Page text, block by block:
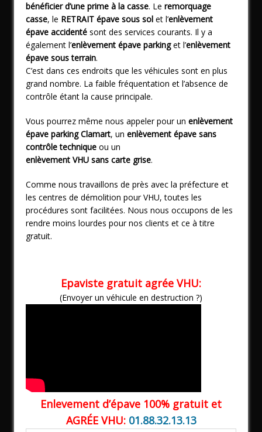
bénéficier d’une prime à la casse. Le remorquage
casse, le RETRAIT épave sous sol et l’enlèvement
épave accidenté sont des services courants. Il y a
également l’enlèvement épave parkinget l’enlèvement
épave sous terrain.
C’est dans ces endroits que les véhicules sont en plus
grand nombre. La faible fréquentation et l’absence de
contrôle étant la cause principale.
Vous pourrez même nous appeler pour un enlèvement
épave parking Clamart, un enlèvement épave sans
contrôle technique ou un
enlèvement VHU sans carte grise.
Comme nous travaillons de près avec la préfecture et
les centres de démolition pour VHU, toutes les
procédures sont facilitées. Nous nous occupons de les
rendre moins lourdes pour nos clients et ce à titre
gratuit.
Epaviste gratuit agrée VHU:
(Envoyer un véhicule en destruction ?)
Enlevement d’épave 100% gratuit et
AGRÉE VHU: 01.88.32.13.13